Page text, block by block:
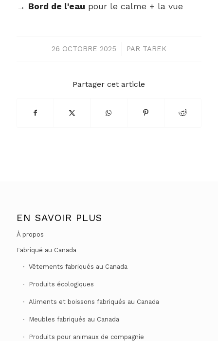
→ Bord de l'eau pour le calme + la vue
26 OCTOBRE 2025
/ PAR TAREK
Partager cet article
EN SAVOIR PLUS
À propos
Fabriqué au Canada
Vêtements fabriqués au Canada
Produits écologiques
Aliments et boissons fabriqués au Canada
Meubles fabriqués au Canada
Produits pour animaux de compagnie